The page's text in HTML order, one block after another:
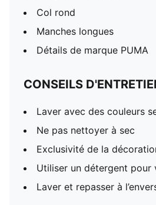
Col rond
Manches longues
Détails de marque PUMA
CONSEILS
Laver avec des couleurs
Ne pas nettoyer à sec
Exclusivité de la
Utiliser un détergent pour
Laver et repasser à